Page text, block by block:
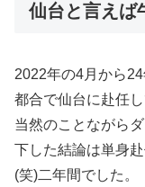
仙台と言えば
2022年の4月から
都合で仙台に赴任し
当然のことながら
下した結論は単身
(笑)二年間でした。